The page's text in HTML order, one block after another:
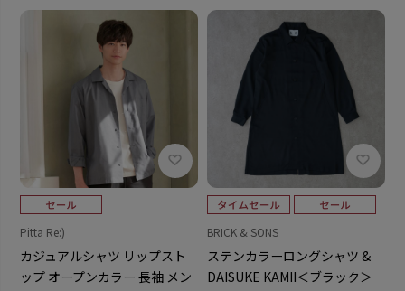
Pitta Re:)
カジュアルシャツ リップスト
ップ オープンカラー 長袖 メン
BRICK & SONS
ステンカラーロングシャツ &
DAISUKE KAMII＜ブラック＞